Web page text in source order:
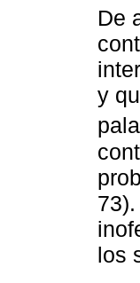
De
y
los